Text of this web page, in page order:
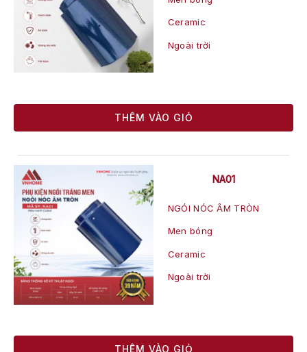
Ceramic
Ngoài trời
THÊM VÀO GIỎ
NA01
NGÓI NÓC ÂM TRÒN
Men bóng
Ceramic
Ngoài trời
THÊM VÀO GIỎ